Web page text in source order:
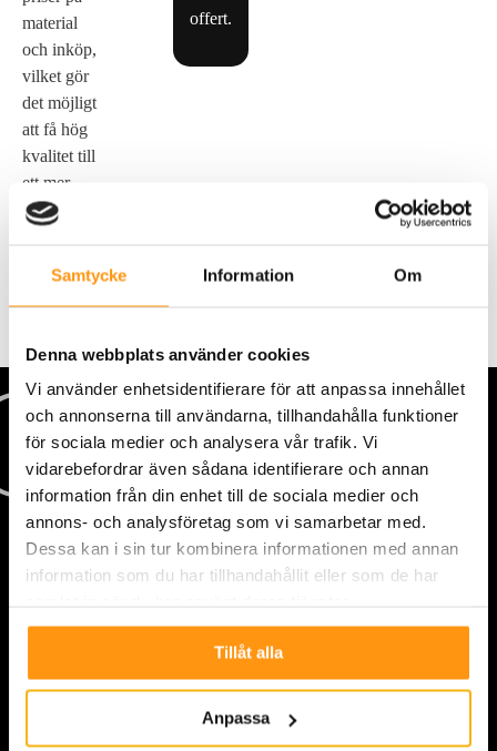
Samtycke Information Om
Denna webbplats använder cookies
Vi använder enhetsidentifierare för att anpassa innehållet
och annonserna till användarna, tillhandahålla funktioner
för sociala medier och analysera vår trafik. Vi
vidarebefordrar även sådana identifierare och annan
information från din enhet till de sociala medier och
annons- och analysföretag som vi samarbetar med.
Dessa kan i sin tur kombinera informationen med annan
information som du har tillhandahållit eller som de har
Tillåt alla
Anpassa
material
och inköp,
vilket gör
det möjligt
att få hög
kvalitet till
ett mer
förmånligt
offert.